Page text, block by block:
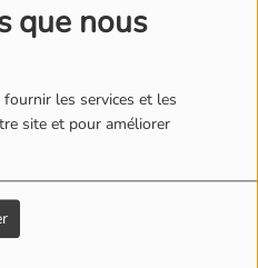
que nous
les services et les
site et pour améliorer